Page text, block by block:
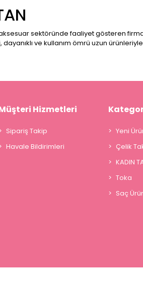
sektöründe faaliyet gösteren
ve kullanım ömrü uzun
Hizmetleri
Sipariş Takip
Havale Bildirimleri
Yeni
Çelik
KADIN
Toka
Saç